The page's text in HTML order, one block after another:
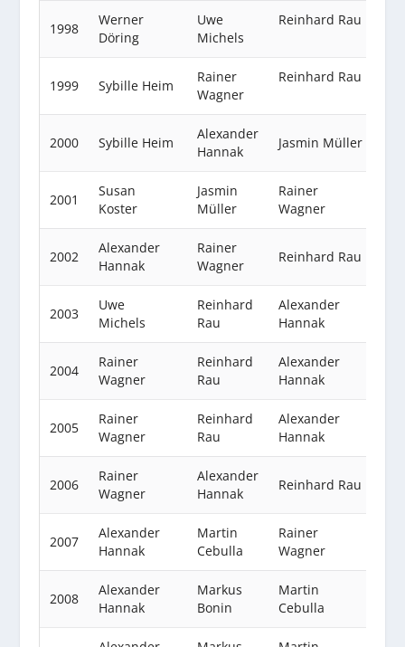
1998
Werner
Döring
Uwe
Michels
Reinhard Rau
1999 Sybille Heim
Rainer
Wagner
Reinhard Rau
2000 Sybille Heim
Alexander
Hannak
Jasmin Müller
2001
Susan
Koster
Jasmin
Müller
Rainer
Wagner
2002
Alexander
Hannak
Rainer
Wagner
Reinhard Rau
2003
Uwe
Michels
Reinhard
Rau
Alexander
Hannak
2004
Rainer
Wagner
Reinhard
Rau
Alexander
Hannak
2005
Rainer
Wagner
Reinhard
Rau
Alexander
Hannak
2006
Rainer
Wagner
Alexander
Hannak
Reinhard Rau
2007
Alexander
Hannak
Martin
Cebulla
Rainer
Wagner
2008
Alexander
Hannak
Markus
Bonin
Martin
Cebulla